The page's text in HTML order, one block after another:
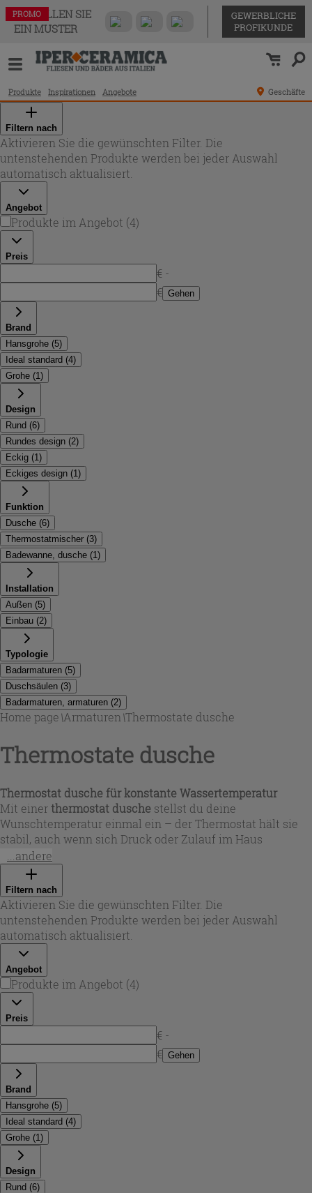
BESTELLEN SIE
EIN MUSTER
GEWERBLICHE
PROFIKUNDE
Produkte Inspirationen Angebote Geschäfte
Filtern nach
Aktivieren Sie die gewünschten Filter. Die
untenstehenden Produkte werden bei jeder Auswahl
automatisch aktualisiert.
Angebot
Produkte im Angebot (4)
Preis
€ -
€ Gehen
Brand
Hansgrohe (5)
Ideal standard (4)
Grohe (1)
Design
Rund (6)
Rundes design (2)
Eckig (1)
Eckiges design (1)
Funktion
Dusche (6)
Thermostatmischer (3)
Badewanne, dusche (1)
Installation
Außen (5)
Einbau (2)
Typologie
Badarmaturen (5)
Duschsäulen (3)
Badarmaturen, armaturen (2)
Home page\Armaturen \Thermostate dusche
Thermostate dusche
Thermostat dusche für konstante Wassertemperatur
Mit einerthermostat dusche stellst du deine
Wunschtemperatur einmal ein – der Thermostat hält sie
stabil, auch wenn sich Druck oder Zulauf im Haus
verändern. In dieser Auswahl findest du
dusche
als einzelne Mischer oder als komplette Systeme,
ideal für Renovierung und Neubau. Viele Modelle arbeiten
mit Sicherheitsfunktionen wie Temperaturbegrenzung
(häufig bei 40 °C) und Cool-Body-Technologie, die das
Gehäuse thermisch isoliert und das Verbrennungsrisiko
reduziert. So wird deine Dusche komfortabler, sicherer und
...andere
Filtern nach
Aktivieren Sie die gewünschten Filter. Die
untenstehenden Produkte werden bei jeder Auswahl
automatisch aktualisiert.
Angebot
Produkte im Angebot (4)
Preis
€ -
€ Gehen
Brand
Hansgrohe (5)
Ideal standard (4)
Grohe (1 )
Design
Rund (6)
PROMO
PROMO
PROMO
PROMO